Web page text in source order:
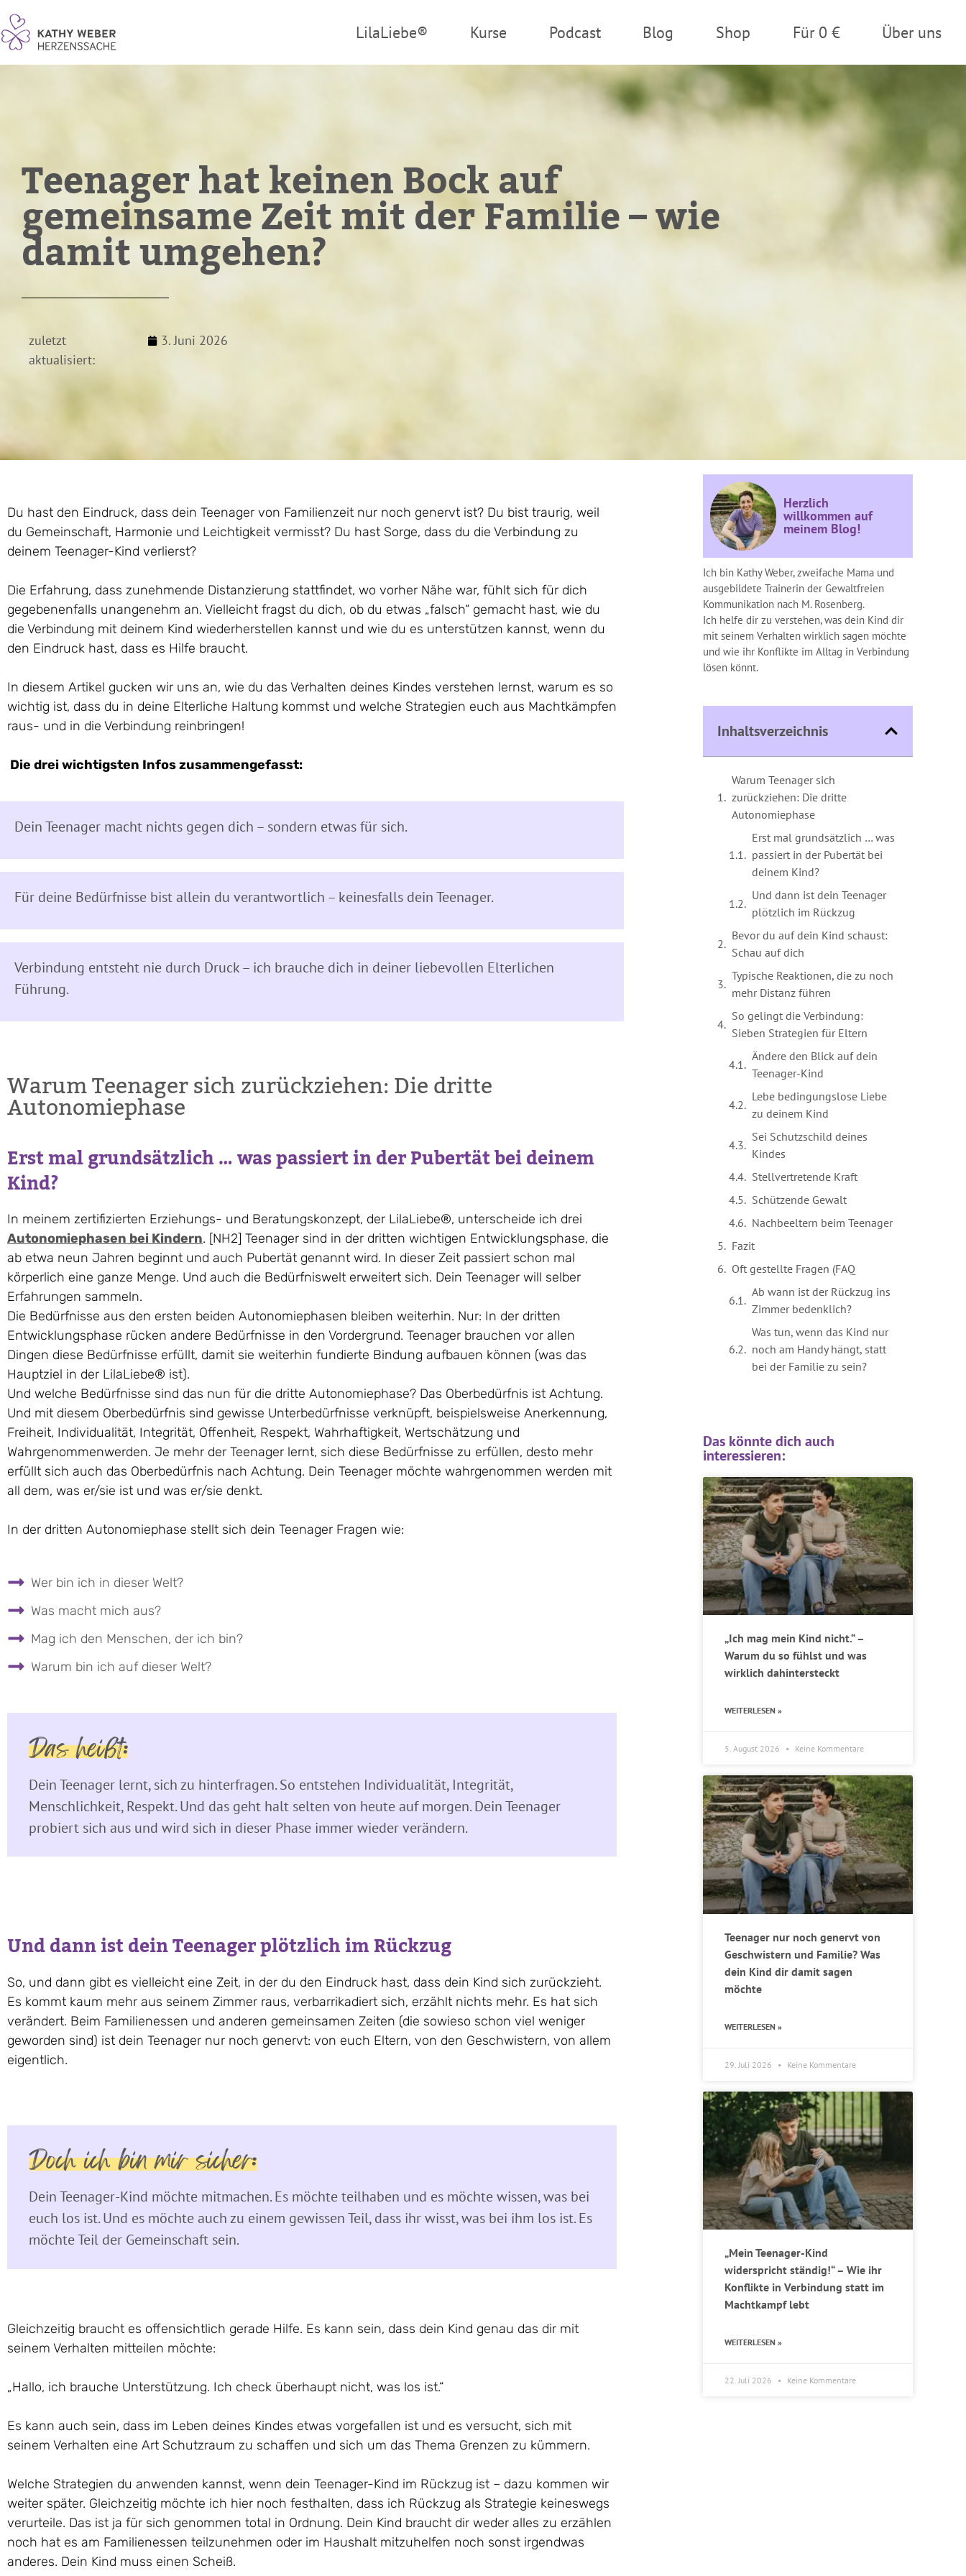
LilaLiebe® Kurse Podcast Blog Shop Für 0 € Über uns
Teenager hat keinen Bock auf
gemeinsame Zeit mit der Familie – wie
damit umgehen?
zuletzt
aktualisiert:
3. Juni 2026
Du hast den Eindruck, dass dein Teenager von Familienzeit nur noch genervt ist? Du bist traurig, weil
du Gemeinschaft, Harmonie und Leichtigkeit vermisst? Du hast Sorge, dass du die Verbindung zu
deinem Teenager-Kind verlierst?
Die Erfahrung, dass zunehmende Distanzierung stattfindet, wo vorher Nähe war, fühlt sich für dich
gegebenenfalls unangenehm an. Vielleicht fragst du dich, ob du etwas „falsch“ gemacht hast, wie du
die Verbindung mit deinem Kind wiederherstellen kannst und wie du es unterstützen kannst, wenn du
den Eindruck hast, dass es Hilfe braucht.
In diesem Artikel gucken wir uns an, wie du das Verhalten deines Kindes verstehen lernst, warum es so
wichtig ist, dass du in deine Elterliche Haltung kommst und welche Strategien euch aus Machtkämpfen
raus- und in die Verbindung reinbringen!
Die drei wichtigsten Infos zusammengefasst:
Dein Teenager macht nichts gegen dich – sondern etwas für sich.
Für deine Bedürfnisse bist allein du verantwortlich – keinesfalls dein Teenager.
Verbindung entsteht nie durch Druck – ich brauche dich in deiner liebevollen Elterlichen
Führung.
Warum Teenager sich zurückziehen: Die dritte
Autonomiephase
Erst mal grundsätzlich … was passiert in der Pubertät bei deinem
Kind?
In meinem zertifizierten Erziehungs- und Beratungskonzept, der LilaLiebe®, unterscheide ich drei
Autonomiephasen bei Kindern. [NH2] Teenager sind in der dritten wichtigen Entwicklungsphase, die
ab etwa neun Jahren beginnt und auch Pubertät genannt wird. In dieser Zeit passiert schon mal
körperlich eine ganze Menge. Und auch die Bedürfniswelt erweitert sich. Dein Teenager will selber
Erfahrungen sammeln.
Die Bedürfnisse aus den ersten beiden Autonomiephasen bleiben weiterhin. Nur: In der dritten
Entwicklungsphase rücken andere Bedürfnisse in den Vordergrund. Teenager brauchen vor allen
Dingen diese Bedürfnisse erfüllt, damit sie weiterhin fundierte Bindung aufbauen können (was das
Hauptziel in der LilaLiebe® ist).
Und welche Bedürfnisse sind das nun für die dritte Autonomiephase? Das Oberbedürfnis ist Achtung.
Und mit diesem Oberbedürfnis sind gewisse Unterbedürfnisse verknüpft, beispielsweise Anerkennung,
Freiheit, Individualität, Integrität, Offenheit, Respekt, Wahrhaftigkeit, Wertschätzung und
Wahrgenommenwerden. Je mehr der Teenager lernt, sich diese Bedürfnisse zu erfüllen, desto mehr
erfüllt sich auch das Oberbedürfnis nach Achtung. Dein Teenager möchte wahrgenommen werden mit
all dem, was er/sie ist und was er/sie denkt.
In der dritten Autonomiephase stellt sich dein Teenager Fragen wie:
Wer bin ich in dieser Welt?
Was macht mich aus?
Mag ich den Menschen, der ich bin?
Warum bin ich auf dieser Welt?
Das heißt:
Dein Teenager lernt, sich zu hinterfragen. So entstehen Individualität, Integrität,
Menschlichkeit, Respekt. Und das geht halt selten von heute auf morgen. Dein Teenager
probiert sich aus und wird sich in dieser Phase immer wieder verändern.
Und dann ist dein Teenager plötzlich im Rückzug
So, und dann gibt es vielleicht eine Zeit, in der du den Eindruck hast, dass dein Kind sich zurückzieht.
Es kommt kaum mehr aus seinem Zimmer raus, verbarrikadiert sich, erzählt nichts mehr. Es hat sich
verändert. Beim Familienessen und anderen gemeinsamen Zeiten (die sowieso schon viel weniger
geworden sind) ist dein Teenager nur noch genervt: von euch Eltern, von den Geschwistern, von allem
eigentlich.
Doch ich bin mir sicher:
Dein Teenager-Kind möchte mitmachen. Es möchte teilhaben und es möchte wissen, was bei
euch los ist. Und es möchte auch zu einem gewissen Teil, dass ihr wisst, was bei ihm los ist. Es
möchte Teil der Gemeinschaft sein.
Gleichzeitig braucht es offensichtlich gerade Hilfe. Es kann sein, dass dein Kind genau das dir mit
seinem Verhalten mitteilen möchte:
„Hallo, ich brauche Unterstützung. Ich check überhaupt nicht, was los ist.“
Es kann auch sein, dass im Leben deines Kindes etwas vorgefallen ist und es versucht, sich mit
seinem Verhalten eine Art Schutzraum zu schaffen und sich um das Thema Grenzen zu kümmern.
Welche Strategien du anwenden kannst, wenn dein Teenager-Kind im Rückzug ist – dazu kommen wir
weiter später. Gleichzeitig möchte ich hier noch festhalten, dass ich Rückzug als Strategie keineswegs
verurteile. Das ist ja für sich genommen total in Ordnung. Dein Kind braucht dir weder alles zu erzählen
noch hat es am Familienessen teilzunehmen oder im Haushalt mitzuhelfen noch sonst irgendwas
anderes. Dein Kind muss einen Scheiß.
Herzlich
willkommen auf
meinem Blog!
Ich bin Kathy Weber, zweifache Mama und
ausgebildete Trainerin der Gewaltfreien
Kommunikation nach M. Rosenberg.
Ich helfe dir zu verstehen, was dein Kind dir
mit seinem Verhalten wirklich sagen möchte
und wie ihr Konflikte im Alltag in Verbindung
lösen könnt.
Inhaltsverzeichnis
Warum Teenager sich
zurückziehen: Die dritte
Autonomiephase
Erst mal grundsätzlich … was
passiert in der Pubertät bei
deinem Kind?
Und dann ist dein Teenager
plötzlich im Rückzug
Bevor du auf dein Kind schaust:
Schau auf dich
Typische Reaktionen, die zu noch
mehr Distanz führen
So gelingt die Verbindung:
Sieben Strategien für Eltern
Ändere den Blick auf dein
Teenager-Kind
Lebe bedingungslose Liebe
zu deinem Kind
Sei Schutzschild deines
Kindes
Stellvertretende Kraft
Schützende Gewalt
Nachbeeltern beim Teenager
Fazit
Oft gestellte Fragen (FAQ
Ab wann ist der Rückzug ins
Zimmer bedenklich?
Was tun, wenn das Kind nur
noch am Handy hängt, statt
bei der Familie zu sein?
Das könnte dich auch
interessieren:
„Ich mag mein Kind nicht.“ –
Warum du so fühlst und was
wirklich dahintersteckt
WEITERLESEN »
5. August 2026 Keine Kommentare
Teenager nur noch genervt von
Geschwistern und Familie? Was
dein Kind dir damit sagen
möchte
WEITERLESEN »
29. Juli 2026 Keine Kommentare
„Mein Teenager-Kind
widerspricht ständig!“ – Wie ihr
Konflikte in Verbindung statt im
Machtkampf lebt
WEITERLESEN »
22. Juli 2026 Keine Kommentare